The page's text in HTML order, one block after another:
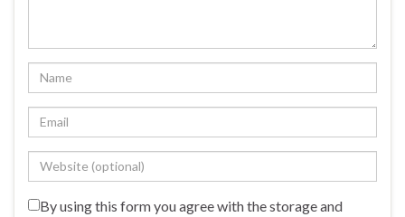
By using this form you agree with the storage and